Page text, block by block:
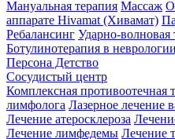
Мануальная терапия Массаж
аппарате Hivamat (Хивамат)
Ребалансинг Ударно-
Ботулинотерапия в неврологии
Персона Детство
Сосудистый центр
Комплексная противоотечная
лимфолога Лазерное лечение
Лечение атеросклероза
Лечение лимфедемы Лечение